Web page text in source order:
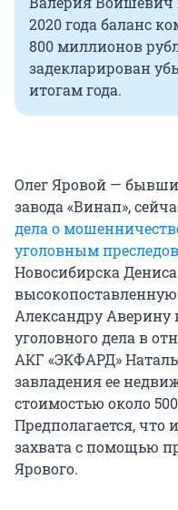
2020 года баланс
800 миллионов
задекларирован
итогам года.
Олег Яровой —
завода «Винап»,
дела о
уголовным
Новосибирска
Александру Аверину
уголовного дела в
АКГ «ЭКФАРД»
завладения ее
стоимостью около
Предполагается, что
захвата с помощью
Ярового.